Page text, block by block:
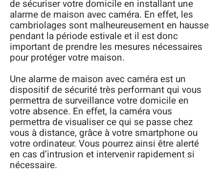
de sécuriser votre domicile en installant une
alarme de maison avec caméra. En effet, les
cambriolages sont malheureusement en hausse
pendant la période estivale et il est donc
important de prendre les mesures nécessaires
pour protéger votre maison.
Une alarme de maison avec caméra est un
dispositif de sécurité très performant qui vous
permettra de surveillance votre domicile en
votre absence. En effet, la caméra vous
permettra de visualiser ce qui se passe chez
vous à distance, grâce à votre smartphone ou
votre ordinateur. Vous pourrez ainsi être alerté
en cas d’intrusion et intervenir rapidement si
nécessaire.